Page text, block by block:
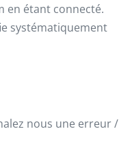
en étant connecté.
systématiquement
nous une erreur /